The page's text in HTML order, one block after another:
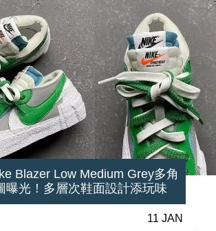
Blazer Low Medium Grey多角
曝光！多層次鞋面設計添玩味
11 JAN